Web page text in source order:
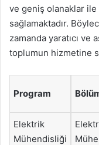
ve geniş olanaklar ile
sağlamaktadır.
zamanda yaratıcı
toplumun hizmetine
Program
Elektrik
Mühendisliği